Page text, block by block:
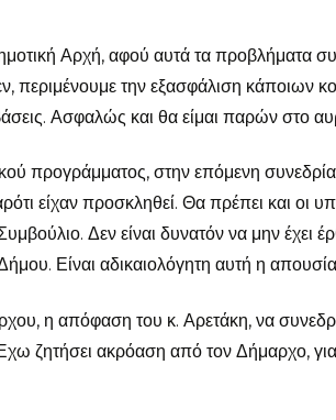
Αρχή, αφού αυτά τα προβλήματα
περιμένουμε την εξασφάλιση κάποιων
Ασφαλώς και θα είμαι παρών στο
προγράμματος, στην επόμενη
είχαν προσκληθεί. Θα πρέπει και οι
Δεν είναι δυνατόν να μην έχει
Είναι αδικαιολόγητη αυτή η
η απόφαση του κ. Αρετάκη, να
ζητήσει ακρόαση από τον Δήμαρχο,